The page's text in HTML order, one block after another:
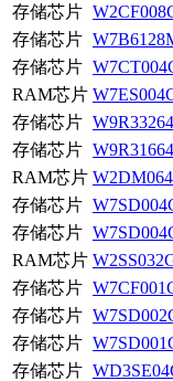
存储芯片
存储芯片
存储芯片
RAM芯片
存储芯片
存储芯片
RAM芯片
存储芯片
存储芯片
RAM芯片
存储芯片
存储芯片
存储芯片
存储芯片